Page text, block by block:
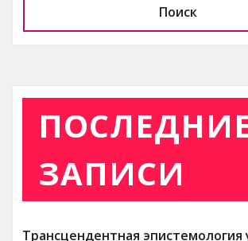
Поиск
ЗАПИСИ
Трансцендентная эпистемология